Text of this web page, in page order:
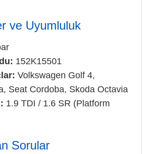
ve Uyumluluk
152K15501
Volkswagen Golf 4,
Seat Cordoba, Skoda Octavia
1.9 TDI / 1.6 SR (Platform
Sorular